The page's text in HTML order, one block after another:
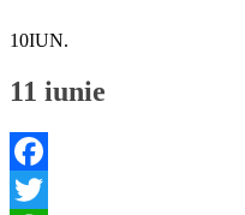
10IUN.
11 iunie
Facebook